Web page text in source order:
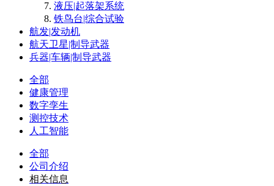
液压|起落架系统
铁鸟台|综合试验
航发|发动机
航天卫星|制导武器
兵器|车辆|制导武器
全部
健康管理
数字孪生
测控技术
人工智能
全部
公司介绍
相关信息